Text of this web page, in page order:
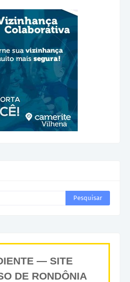
— SITE
DE RONDÔNIA